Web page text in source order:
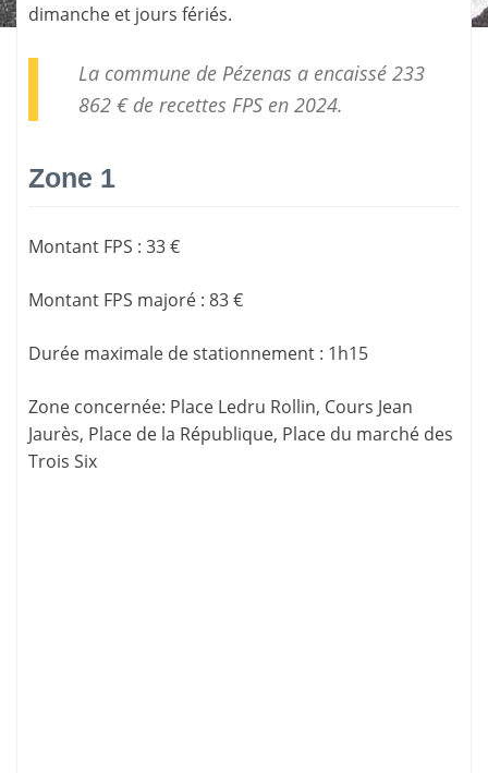
dimanche et jours fériés.
La commune de Pézenas a encaissé 233
862 € de recettes FPSen 2024.
Zone 1
Montant FPS : 33 €
Montant FPS majoré : 83 €
Durée maximale de stationnement : 1h15
Zone concernée: Place Ledru Rollin, Cours Jean
Jaurès, Place de la République, Place du marché des
Trois Six